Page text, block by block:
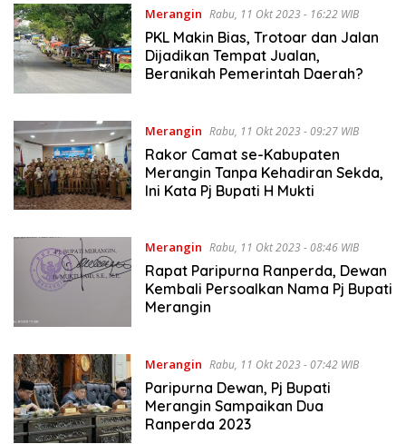
Merangin Rabu, 11 Okt 2023 - 16:22 WIB
PKL Makin Bias, Trotoar dan Jalan
Dijadikan Tempat Jualan,
Beranikah Pemerintah Daerah?
Merangin Rabu, 11 Okt 2023 - 09:27 WIB
Rakor Camat se-Kabupaten
Merangin Tanpa Kehadiran Sekda,
Ini Kata Pj Bupati H Mukti
Merangin Rabu, 11 Okt 2023 - 08:46 WIB
Rapat Paripurna Ranperda, Dewan
Kembali Persoalkan Nama Pj Bupati
Merangin
Merangin Rabu, 11 Okt 2023 - 07:42 WIB
Paripurna Dewan, Pj Bupati
Merangin Sampaikan Dua
Ranperda 2023